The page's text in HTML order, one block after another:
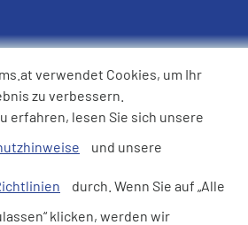
Sklaverei und zum
verwendet Cookies, um Ihr
zu verbessern.
erfahren, lesen Sie sich unsere
und unsere
durch. Wenn Sie auf „Alle
klicken, werden wir